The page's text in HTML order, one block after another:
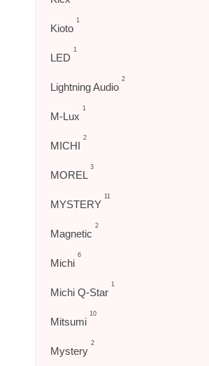
Kioto
1
LED
1
Lightning Audio
2
M-Lux
1
MICHI
2
MOREL
3
MYSTERY
11
Magnetic
2
Michi
6
Michi Q-Star
1
Mitsumi
10
Mystery
2